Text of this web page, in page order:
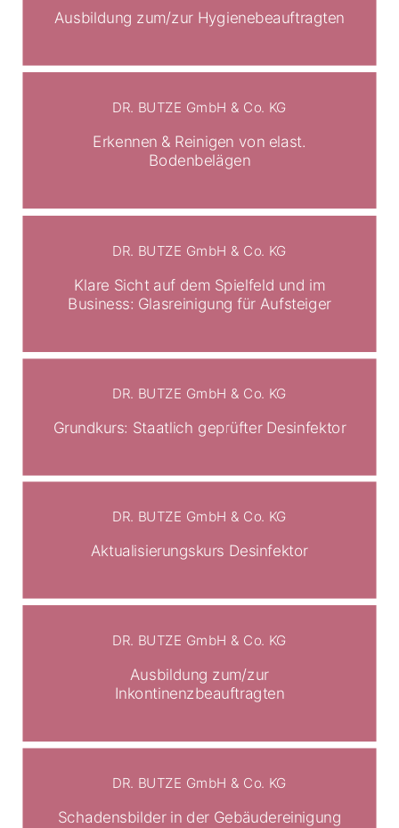
Ausbildung zum/zur Hygienebeauftragten
DR. BUTZE GmbH & Co. KG
Erkennen & Reinigen von elast.
Bodenbelägen
DR. BUTZE GmbH & Co. KG
Klare Sicht auf dem Spielfeld und im
Business: Glasreinigung für Aufsteiger
DR. BUTZE GmbH & Co. KG
Grundkurs: Staatlich geprüfter Desinfektor
DR. BUTZE GmbH & Co. KG
Aktualisierungskurs Desinfektor
DR. BUTZE GmbH & Co. KG
Ausbildung zum/zur
Inkontinenzbeauftragten
DR. BUTZE GmbH & Co. KG
Schadensbilder in der Gebäudereinigung